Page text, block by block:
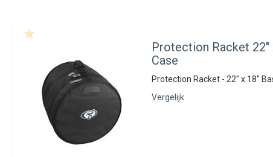
Protection Racket 22"
Case
Protection Racket - 22" x 18"
Vergelijk